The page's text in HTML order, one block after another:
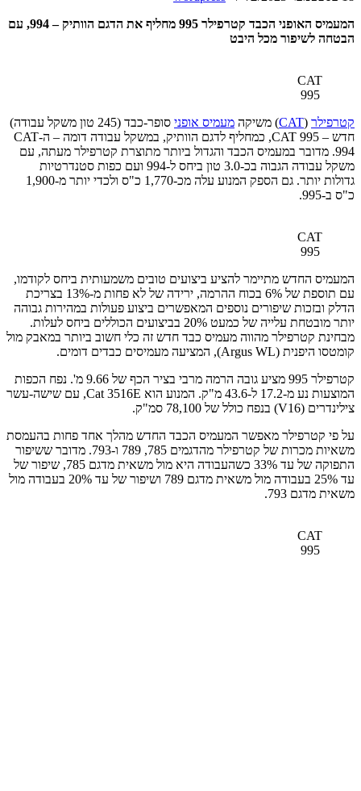
המעמיס האופני הכבד קטרפילר 995 מחליף את הדגם הוותיק – 994, עם
הבטחה לשיפור מכל היבט
CAT
995
קטרפילר (
CAT) משיקה מעמיס אופני
סופר-כבד (245 טון משקל עבודה)
חדש – CAT 995, כמחליף לדגם הוותיק, במשקל עבודה דומה – ה-CAT
994. מדובר במעמיס הכבד והגדול ביותר מתוצרת קטרפילר מעתה, עם
משקל עבודה הגבוה בכ-3.0 טון ביחס ל-994 ועם כפות סטנדרטיות
גדולות יותר. גם הספק המנוע עלה מכ-1,770 כ"ס ולכדי יותר מ-1,900
כ"ס ב-995.
CAT
995
המעמיס החדש מתיימר להציע ביצועים טובים משמעותית ביחס לקודמו,
עם תוספת של 6% בכוח ההרמה, ירידה של לא פחות מ-13% בצריכת
הדלק ובזכות שיפורים נוספים המאפשרים ביצוע פעולות במהירות גבוהה
יותר מובטחת עלייה של כמעט 20% בביצועים הכוללים ביחס לעלות.
מבחינת קטרפילר מהווה מעמיס כבד חדש זה כלי חשוב ביותר במאבק מול
קומטסו היפנית (Argus WL), המציעה מעמיסים כבדים דומים.
קטרפילר 995 מציע גובה הרמה מרבי בציר הכף של 9.66 מ'. נפח הכפות
המוצעות נע מ-17.2 ל-43.6 מ"ק. המנוע הוא Cat 3516E, עם שישה-עשר
צילינדרים (V16) בנפח כולל של 78,100 סמ"ק.
על פי קטרפילר מאפשר המעמיס הכבד החדש מהלך אחד פחות בהעמסת
משאיות מכרות של קטרפילר מהדגמים 785, 789 ו-793. מדובר ששיפור
התפוקה של עד 33% כשהעבודה היא מול משאית מדגם 785, שיפור של
עד 25% בעבודה מול משאית מדגם 789 ושיפור של עד 20% בעבודה מול
משאית מדגם 793.
CAT
995